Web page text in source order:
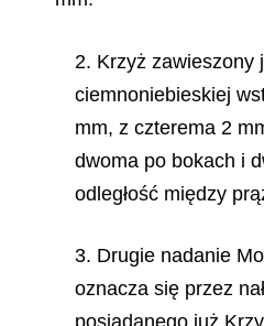
2. Krzyż zawieszony
ciemnoniebieskiej
mm, z czterema 2
dwoma po bokach i
odległość między
3. Drugie nadanie
oznacza się przez
posiadanego już